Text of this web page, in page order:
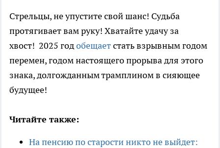
Стрельцы, не упустите свой шанс! Судьба
протягивает вам руку! Хватайте удачу за
хвост! 2025 годобещаетстать взрывным годом
перемен, годом настоящего прорыва для этого
знака, долгожданным трамплином в сияющее
будущее!
Читайте также:
На пенсию по старости никто не выйдет: